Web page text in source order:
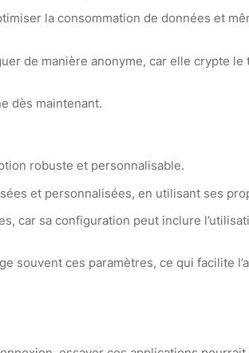
la consommation de données et
de manière anonyme, car elle crypte
dès maintenant.
robuste et personnalisable.
et personnalisées, en utilisant ses
car sa configuration peut inclure
souvent ces paramètres, ce qui facilite